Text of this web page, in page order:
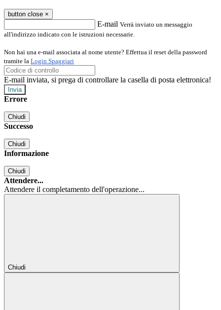
button close ×
E-mail Verrà inviato un messaggio
all'indirizzo indicato con le istruzioni necessarie.
Non hai una e-mail associata al nome utente? Effettua il reset della password
tramite la Login Spaggiari
E-mail inviata, si prega di controllare la casella di posta elettronica!
Errore
Chiudi
Successo
Chiudi
Informazione
Chiudi
Attendere...
Attendere il completamento dell'operazione...
Chiudi